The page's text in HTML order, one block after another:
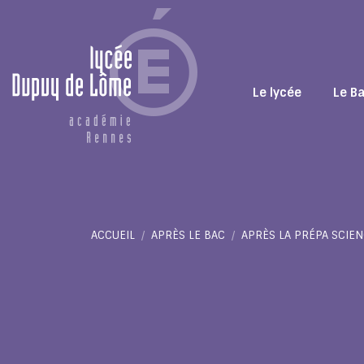
Le lycée Le
Vous êtes ici :
ACCUEIL APRÈS LE BAC APRÈS LA PRÉPA